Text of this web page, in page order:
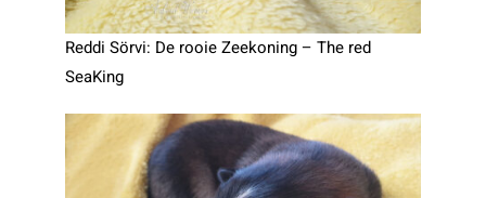
Reddi Sörvi: De rooie Zeekoning – The red
SeaKing